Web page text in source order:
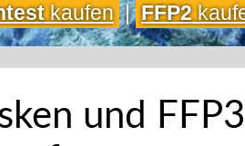
kaufen | FFP2
und